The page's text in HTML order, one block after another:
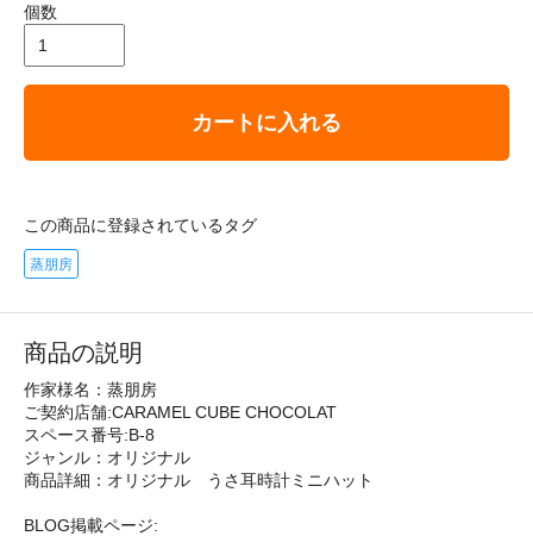
個数
カートに入れる
この商品に登録されているタグ
蒸朋房
商品の説明
作家様名：蒸朋房
ご契約店舗:CARAMEL CUBE CHOCOLAT
スペース番号:B-8
ジャンル：オリジナル
商品詳細：オリジナル うさ耳時計ミニハット
BLOG掲載ページ: